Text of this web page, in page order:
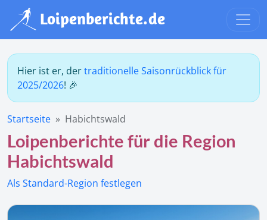
Hier ist er, dertraditionelle Saisonrückblick für
2025/2026! 🎉
Startseite Habichtswald
Loipenberichte für die Region
Habichtswald
Als Standard-Region festlegen